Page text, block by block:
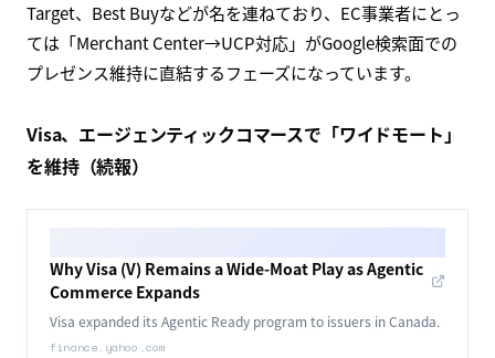
Target、Best Buyなどが名を連ねており、EC事業者にとっ
ては「Merchant Center→UCP対応」がGoogle検索面での
プレゼンス維持に直結するフェーズになっています。
Visa、エージェンティックコマースで「ワイドモート」
を維持（続報）
Why Visa (V) Remains a Wide-Moat Play as Agentic
Commerce Expands
Visa expanded its Agentic Ready program to issuers in Canada.
finance.yahoo.com